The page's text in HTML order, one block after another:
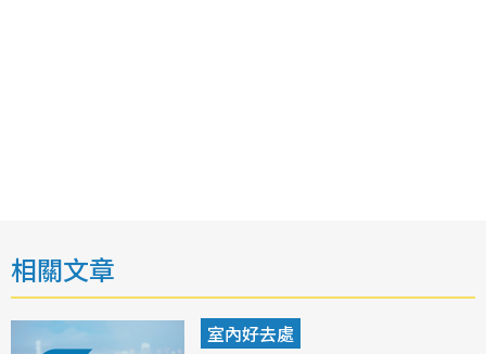
相關文章
室內好去處